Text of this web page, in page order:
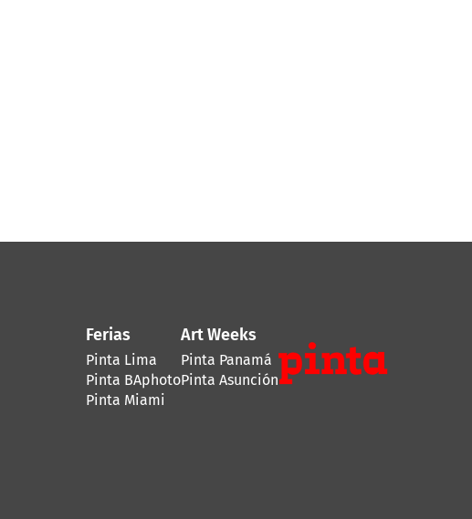
Ferias
Pinta Lima
Pinta BAphoto
Pinta Miami
Art Weeks
Pinta Panamá
Pinta Asunción